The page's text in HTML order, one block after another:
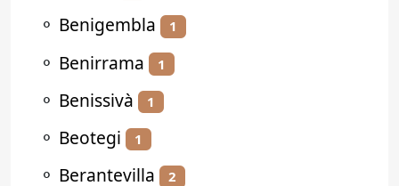
⚬ Benigembla 1
⚬ Benirrama 1
⚬ Benissivà 1
⚬ Beotegi 1
⚬ Berantevilla 2